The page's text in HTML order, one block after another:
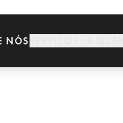
NÓS